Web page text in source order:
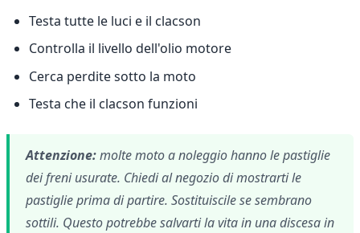
Testa tutte le luci e il clacson
Controlla il livello dell'olio motore
Cerca perdite sotto la moto
Testa che il clacson funzioni
Attenzione:molte moto a noleggio hanno le pastiglie
dei freni usurate. Chiedi al negozio di mostrarti le
pastiglie prima di partire. Sostituiscile se sembrano
sottili. Questo potrebbe salvarti la vita in una discesa in